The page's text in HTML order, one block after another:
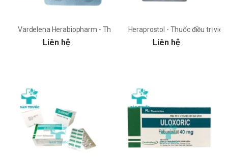
Vardelena Herabiopharm - Thuốc trị rối loạn cương dương hiệu quả
Liên hệ
Heraprostol - Thuốc điều trị
Liên hệ